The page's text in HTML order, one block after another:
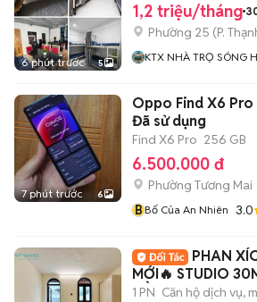
6 phút trước 5
1,2 triệu/tháng
Phường 25 (P.
KTX NHÀ TRỌ SÓNG
7 phút trước 6
Oppo Find X6 Pro
Đã sử dụng
Find X6 Pro 256 GB
6.500.000 đ
Phường Tương Mai
BBố Của An Nhiên 3.0
PHAN
MỚI🔥 STUDIO
SỔ - FULL NT
1 PN Căn hộ dịch vụ,